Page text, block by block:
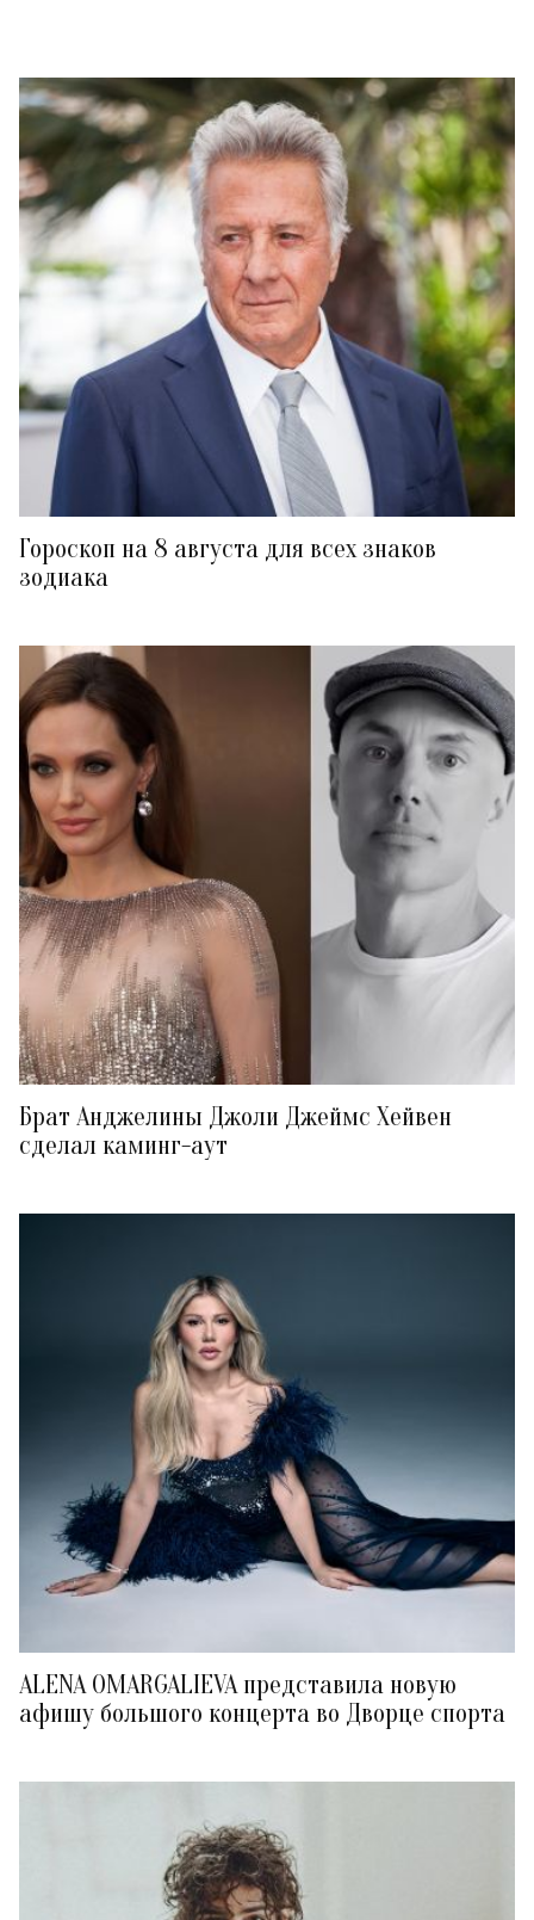
Гороскоп на 8 августа для всех знаков
зодиака
Брат Анджелины Джоли Джеймс Хейвен
сделал каминг-аут
ALENA OMARGALIEVA представила новую
афишу большого концерта во Дворце спорта